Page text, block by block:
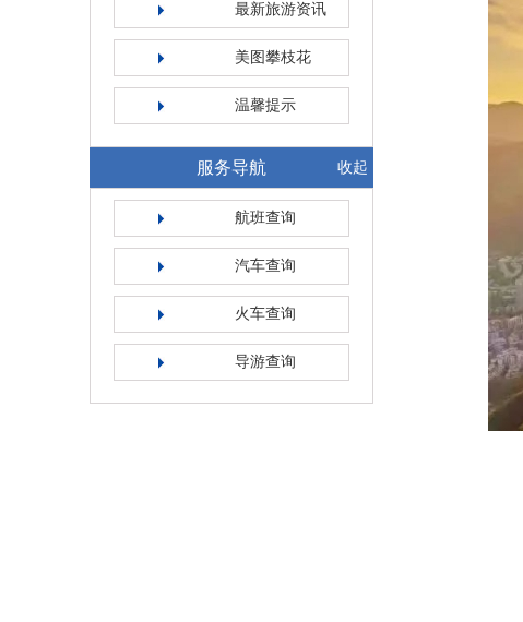
最新旅游资讯
美图攀枝花
温馨提示
服务导航 收起
航班查询
汽车查询
火车查询
导游查询